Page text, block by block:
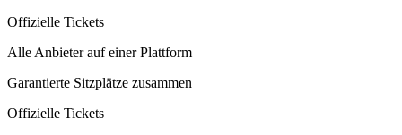
Offizielle Tickets
Alle Anbieter auf einer Plattform
Garantierte Sitzplätze zusammen
Offizielle Tickets